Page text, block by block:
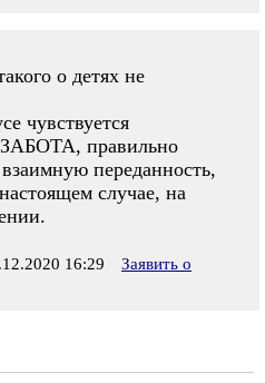
о детях не
чувствуется
правильно
переданность,
случае, на
16:29
Заявить о